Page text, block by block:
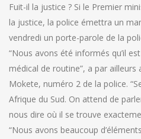
Fuit-il la justice ? Si le Premier
la justice, la police émettra un
vendredi un porte-parole de la
“Nous avons été informés qu’il
médical de routine”, a par
Mokete, numéro 2 de la police.
Afrique du Sud. On attend de
nous dire où il se trouve
“Nous avons beaucoup